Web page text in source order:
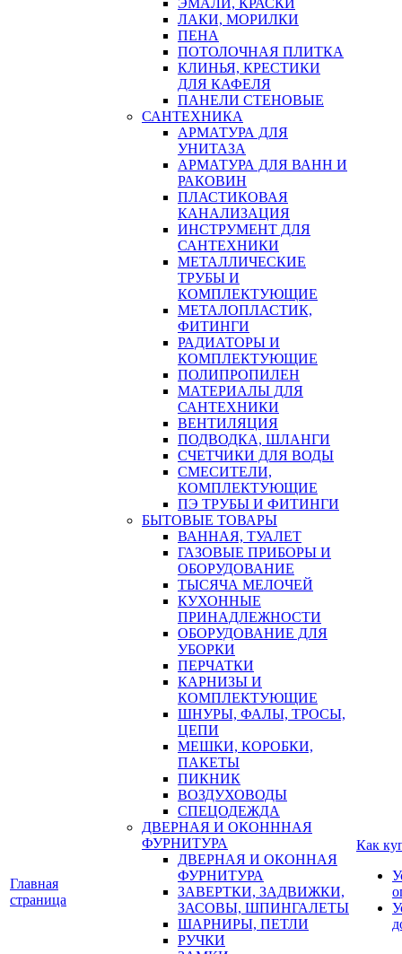
Главная
страница
ЭМАЛИ, КРАСКИ
ЛАКИ, МОРИЛКИ
ПЕНА
ПОТОЛОЧНАЯ ПЛИТКА
КЛИНЬЯ, КРЕСТИКИ
ДЛЯ КАФЕЛЯ
ПАНЕЛИ СТЕНОВЫЕ
САНТЕХНИКА
АРМАТУРА ДЛЯ
УНИТАЗА
АРМАТУРА ДЛЯ ВАНН И
РАКОВИН
ПЛАСТИКОВАЯ
КАНАЛИЗАЦИЯ
ИНСТРУМЕНТ ДЛЯ
САНТЕХНИКИ
МЕТАЛЛИЧЕСКИЕ
ТРУБЫ И
КОМПЛЕКТУЮЩИЕ
МЕТАЛОПЛАСТИК,
ФИТИНГИ
РАДИАТОРЫ И
КОМПЛЕКТУЮЩИЕ
ПОЛИПРОПИЛЕН
МАТЕРИАЛЫ ДЛЯ
САНТЕХНИКИ
ВЕНТИЛЯЦИЯ
ПОДВОДКА, ШЛАНГИ
СЧЕТЧИКИ ДЛЯ ВОДЫ
СМЕСИТЕЛИ,
КОМПЛЕКТУЮЩИЕ
ПЭ ТРУБЫ И ФИТИНГИ
БЫТОВЫЕ ТОВАРЫ
ВАННАЯ, ТУАЛЕТ
ГАЗОВЫЕ ПРИБОРЫ И
ОБОРУДОВАНИЕ
ТЫСЯЧА МЕЛОЧЕЙ
КУХОННЫЕ
ПРИНАДЛЕЖНОСТИ
ОБОРУДОВАНИЕ ДЛЯ
УБОРКИ
ПЕРЧАТКИ
КАРНИЗЫ И
КОМПЛЕКТУЮЩИЕ
ШНУРЫ, ФАЛЫ, ТРОСЫ,
ЦЕПИ
МЕШКИ, КОРОБКИ,
ПАКЕТЫ
ПИКНИК
ВОЗДУХОВОДЫ
СПЕЦОДЕЖДА
ДВЕРНАЯ И ОКОНННАЯ
ФУРНИТУРА
ДВЕРНАЯ И ОКОННАЯ
ФУРНИТУРА
ЗАВЕРТКИ, ЗАДВИЖКИ,
ЗАСОВЫ, ШПИНГАЛЕТЫ
ШАРНИРЫ, ПЕТЛИ
РУЧКИ
Как